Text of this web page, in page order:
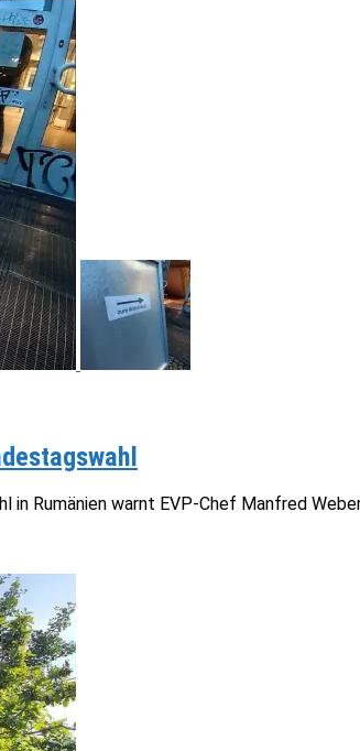
Rumänien warnt EVP-Chef Manfred